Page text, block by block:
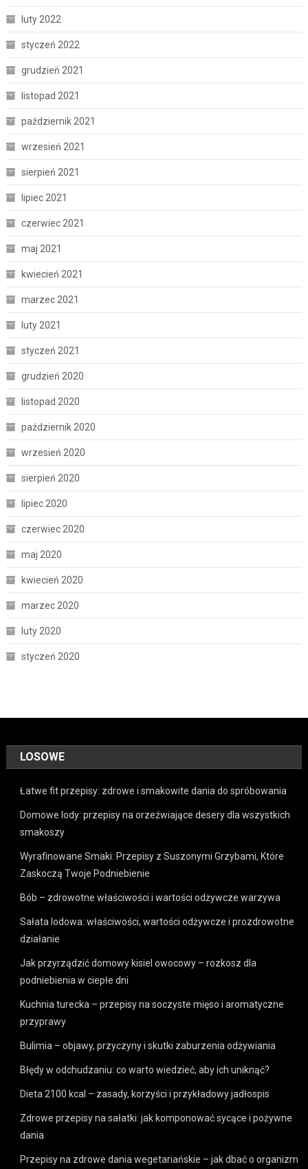
luty 2022
styczeń 2022
grudzień 2021
listopad 2021
październik 2021
wrzesień 2021
sierpień 2021
lipiec 2021
czerwiec 2021
maj 2021
kwiecień 2021
marzec 2021
luty 2021
styczeń 2021
grudzień 2020
listopad 2020
październik 2020
wrzesień 2020
sierpień 2020
lipiec 2020
czerwiec 2020
maj 2020
kwiecień 2020
marzec 2020
luty 2020
styczeń 2020
LOSOWE
Łatwe fit przepisy: zdrowe i smakowite dania do spróbowania
Domowe lody: przepisy na orzeźwiające desery dla wszystkich
smakoszy
Wyrafinowane Smaki: Przepisy z Suszonymi Grzybami, Które
Zaskoczą Twoje Podniebienie
Bób – zdrowotne właściwości i wartości odżywcze warzywa
Sałata lodowa: właściwości, wartości odżywcze i prozdrowotne
działanie
Jak przyrządzić domowy kisiel owocowy – rozkosz dla
podniebienia w ciepłe dni
Kuchnia turecka – przepisy na soczyste mięso i aromatyczne
przyprawy
Bulimia – objawy, przyczyny i skutki zaburzenia odżywiania
Błędy w odchudzaniu: co warto wiedzieć, aby ich uniknąć?
Dieta 2100 kcal – zasady, korzyści i przykładowy jadłospis
Zdrowe przepisy na sałatki: jak komponować sycące i pożywne
dania
Przepisy na zdrowe dania wegetariańskie – jak dbać o organizm